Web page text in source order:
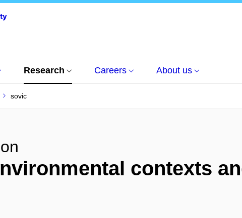
Research Careers About us
sovic
contexts